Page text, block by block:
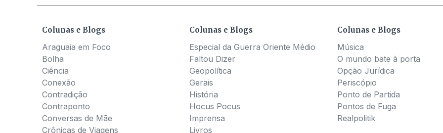
Colunas e Blogs
Araguaia em Foco
Bolha
Ciência
Conexão
Contradição
Contraponto
Conversas de Mãe
Crônicas de Viagens
Colunas e Blogs
Especial da Guerra Oriente Médio
Faltou Dizer
Geopolítica
Gerais
História
Hocus Pocus
Imprensa
Livros
Colunas e Blogs
Música
O mundo bate à porta
Opção Jurídica
Periscópio
Ponto de Partida
Pontos de Fuga
Realpolitik